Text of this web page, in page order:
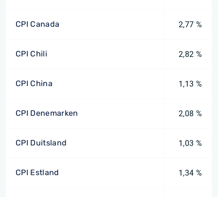
CPI Canada 2,77 %
CPI Chili 2,82 %
CPI China 1,13 %
CPI Denemarken 2,08 %
CPI Duitsland 1,03 %
CPI Estland 1,34 %